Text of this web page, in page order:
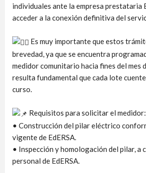
individuales ante la empresa prestataria
acceder a la conexión definitiva del
Es muy importante que estos
brevedad, ya que se encuentra
medidor comunitario hacia fines del mes
resulta fundamental que cada lote
curso.
Requisitos para solicitar el medidor:
• Construcción del pilar eléctrico
vigente de EdERSA.
• Inspección y homologación del pilar, a
personal de EdERSA.